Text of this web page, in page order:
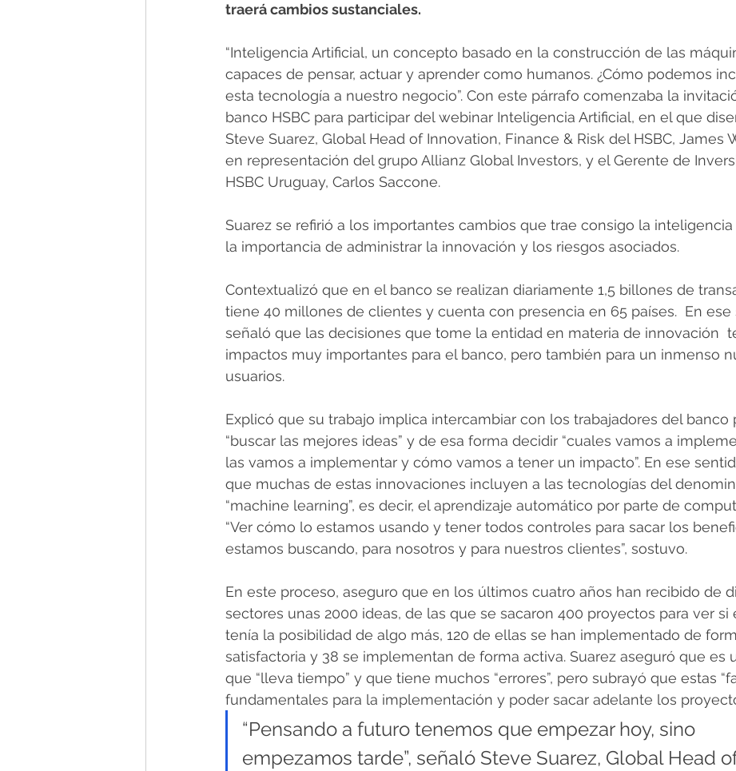
traerá cambios sustanciales.
“Inteligencia Artificial, un concepto basado en la construcción de las
capaces de pensar, actuar y aprender como humanos. ¿Cómo podemos
esta tecnología a nuestro negocio”. Con este párrafo comenzaba la
banco HSBC para participar del webinar Inteligencia Artificial, en el que
Steve Suarez, Global Head of Innovation, Finance & Risk del HSBC, James
en representación del grupo Allianz Global Investors, y el Gerente de
HSBC Uruguay, Carlos Saccone.
Suarez se refirió a los importantes cambios que trae consigo la inteligencia
la importancia de administrar la innovación y los riesgos asociados.
Contextualizó que en el banco se realizan diariamente 1,5 billones de
tiene 40 millones de clientes y cuenta con presencia en 65 países.  En ese
señaló que las decisiones que tome la entidad en materia de innovación
impactos muy importantes para el banco, pero también para un inmenso
usuarios.
Explicó que su trabajo implica intercambiar con los trabajadores del banco
“buscar las mejores ideas” y de esa forma decidir “cuales vamos a
las vamos a implementar y cómo vamos a tener un impacto”. En ese
que muchas de estas innovaciones incluyen a las tecnologías del
“machine learning”, es decir, el aprendizaje automático por parte de
“Ver cómo lo estamos usando y tener todos controles para sacar los
estamos buscando, para nosotros y para nuestros clientes”, sostuvo.
En este proceso, aseguro que en los últimos cuatro años han recibido de
sectores unas 2000 ideas, de las que se sacaron 400 proyectos para ver si
tenía la posibilidad de algo más, 120 de ellas se han implementado de
satisfactoria y 38 se implementan de forma activa. Suarez aseguró que es
que “lleva tiempo” y que tiene muchos “errores”, pero subrayó que estas
fundamentales para la implementación y poder sacar adelante los
“Pensando a futuro tenemos que empezar hoy, sino
empezamos tarde”, señaló Steve Suarez, Global Head